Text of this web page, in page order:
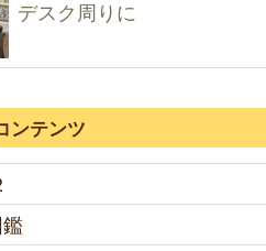
デスク周りに
ンテンツ